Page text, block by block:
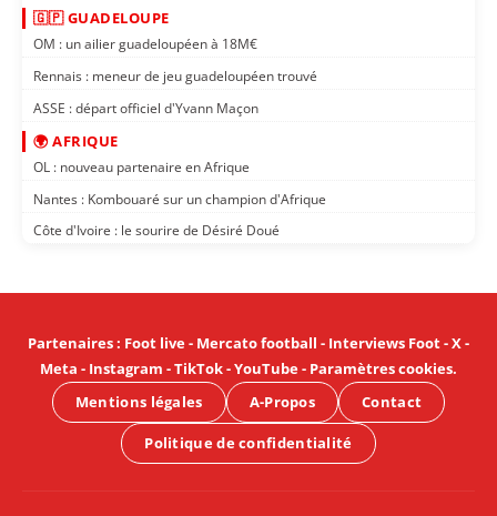
🇬🇵 GUADELOUPE
OM : un ailier guadeloupéen à 18M€
Rennais : meneur de jeu guadeloupéen trouvé
ASSE : départ officiel d'Yvann Maçon
🌍 AFRIQUE
OL : nouveau partenaire en Afrique
Nantes : Kombouaré sur un champion d'Afrique
Côte d'Ivoire : le sourire de Désiré Doué
Partenaires: Foot live- Mercato football - Interviews Foot-X-
Meta - Instagram -TikTok-YouTube- Paramètres cookies.
Mentions légales
A-Propos Contact
Politique de confidentialité